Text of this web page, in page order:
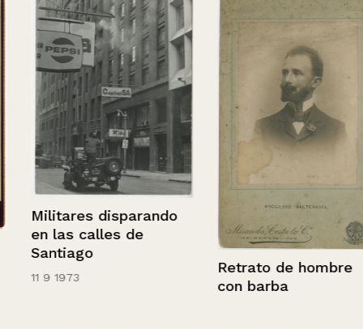
Militares disparando
en las calles de
Santiago
11 9 1973
Retrato de hombre
con barba